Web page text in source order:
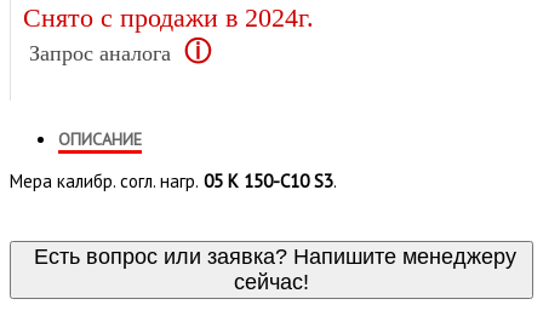
Снято с продажи в 2024г.
Запрос аналога ⓘ
ОПИСАНИЕ
Мера калибр. согл. нагр. 05 К 150-C10 S3.
сейчас!